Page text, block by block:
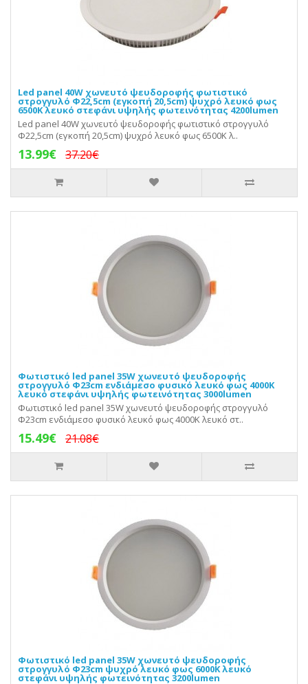
Led panel 40W χωνευτό ψευδοροφής φωτιστικό
στρογγυλό Φ22,5cm (εγκοπή 20,5cm) ψυχρό λευκό φως
6500Κ λευκό στεφάνι υψηλής φωτεινότητας 4200lumen
Led panel 40W χωνευτό ψευδοροφής φωτιστικό στρογγυλό
Φ22,5cm (εγκοπή 20,5cm) ψυχρό λευκό φως 6500Κ λ..
13.99€ 37.20€
Φωτιστικό led panel 35W χωνευτό ψευδοροφής
στρογγυλό Φ23cm ενδιάμεσο φυσικό λευκό φως 4000Κ
λευκό στεφάνι υψηλής φωτεινότητας 3000lumen
Φωτιστικό led panel 35W χωνευτό ψευδοροφής στρογγυλό
Φ23cm ενδιάμεσο φυσικό λευκό φως 4000Κ λευκό στ..
15.49€ 21.08€
Φωτιστικό led panel 35W χωνευτό ψευδοροφής
στρογγυλό Φ23cm ψυχρό λευκό φως 6000Κ λευκό
στεφάνι υψηλής φωτεινότητας 3200lumen